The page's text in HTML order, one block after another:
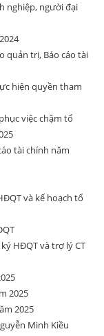
nghiệp, người đại
quản trị, Báo cáo tài
hiện quyền tham
việc chậm tổ
tài chính năm
và kế hoạch tổ
HĐQT và trợ lý CT
2025
2025
Minh Kiều